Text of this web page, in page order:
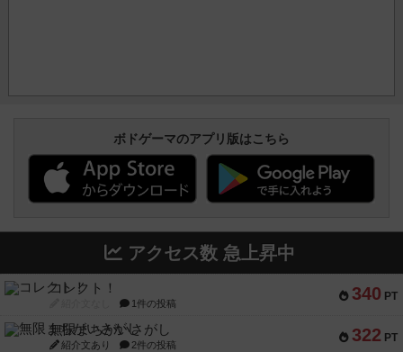
ボドゲーマのアプリ版はこちら
アクセス数 急上昇中
340 PT
コレクト！
1件の投稿
322 PT
無限まちがいさがし
紹介文あり 2件の投稿